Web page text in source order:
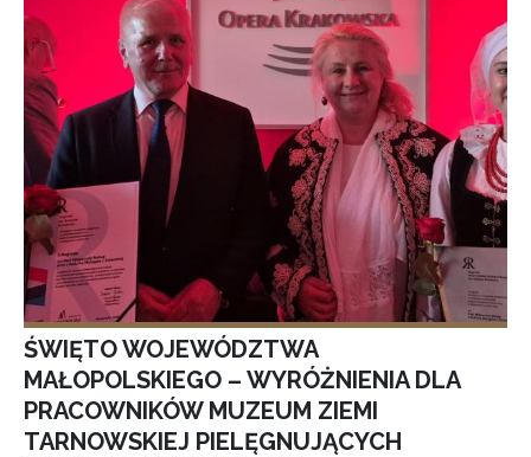
ŚWIĘTO WOJEWÓDZTWA
MAŁOPOLSKIEGO – WYRÓŻNIENIA DLA
PRACOWNIKÓW MUZEUM ZIEMI
TARNOWSKIEJ PIELĘGNUJĄCYCH